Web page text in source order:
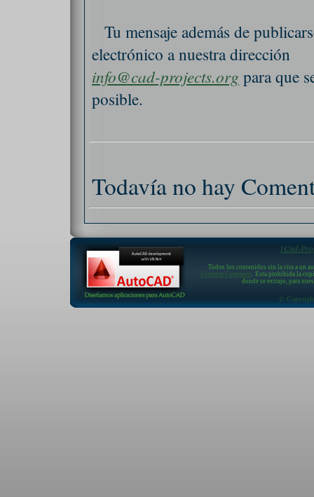
Tu mensaje además de
electrónico a nuestra dirección
info@cad-projects.org para que
posible.
Todavía no hay
[Cad-
Todos los contenidos sin la cita a un
Creative Commons. Esta prohibida la
donde se extrajo, para
©